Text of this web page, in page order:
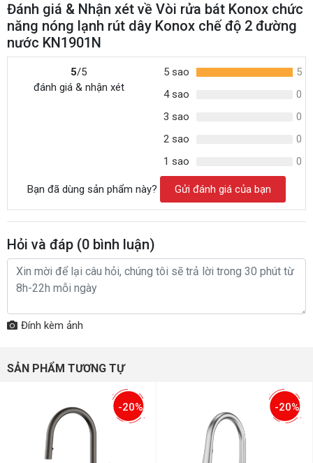
Đánh giá & Nhận xét về Vòi rửa bát Konox chức
năng nóng lạnh rút dây Konox chế độ 2 đường
nước KN1901N
5/5
đánh giá & nhận xét
5 sao
5
4 sao
0
3 sao
0
2 sao
0
1 sao
0
Bạn đã dùng sản phẩm này? Gửi đánh giá của bạn
Hỏi và đáp (0 bình luận)
Đính kèm ảnh
SẢN PHẨM TƯƠNG TỰ
-20% -20%